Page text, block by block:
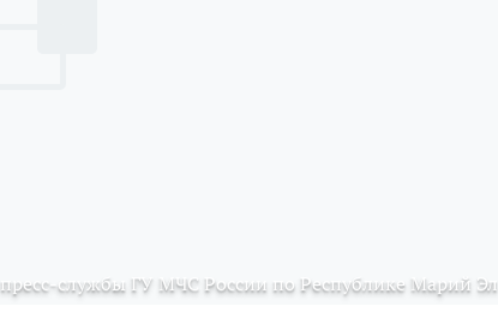
пресс-службы ГУ МЧС России по Республике Марий Эл